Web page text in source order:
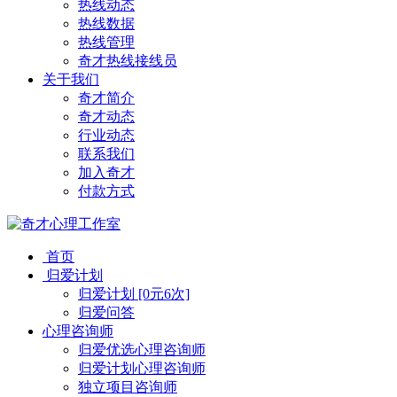
热线动态
热线数据
热线管理
奇才热线接线员
关于我们
奇才简介
奇才动态
行业动态
联系我们
加入奇才
付款方式
首页
归爱计划
归爱计划 [0元6次]
归爱问答
心理咨询师
归爱优选心理咨询师
归爱计划心理咨询师
独立项目咨询师